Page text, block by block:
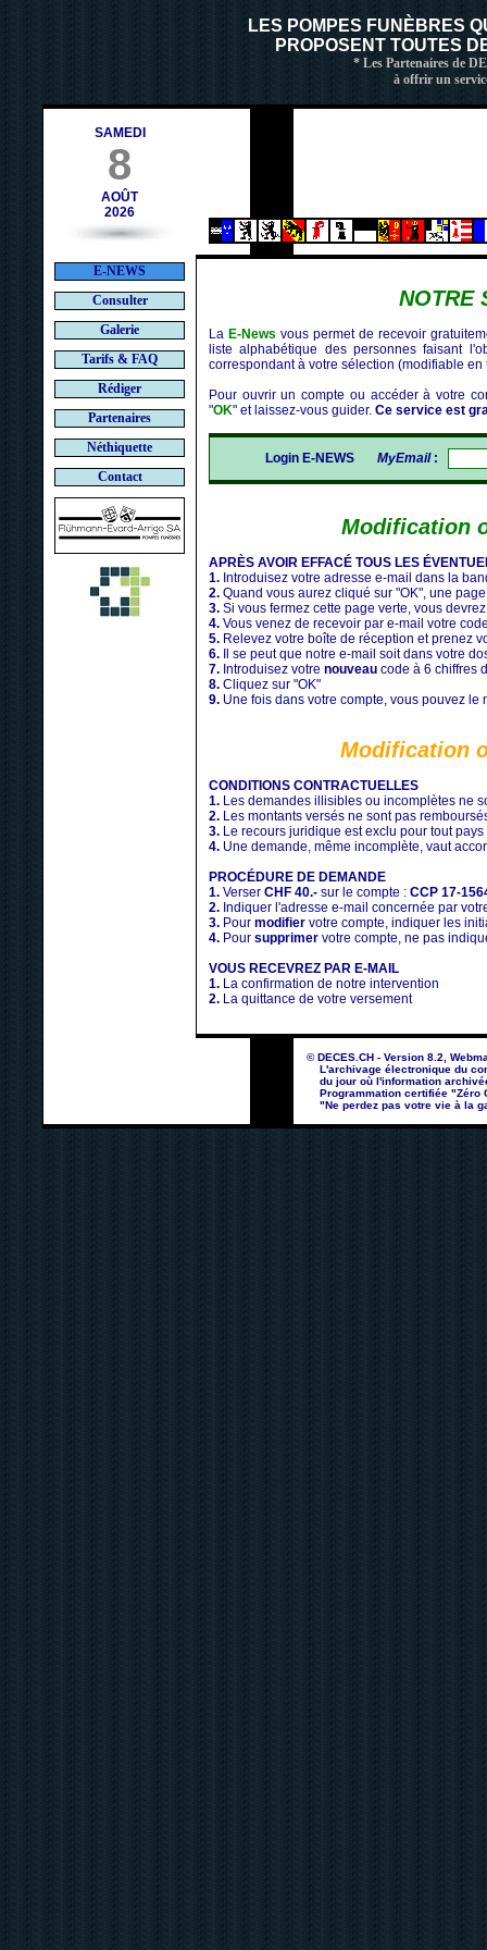
LES POMPES FUNÈBRES
PROPOSENT TOUTES
* Les Partenaires de
à offrir un
SAMEDI
8
AOÛT
2026
E-NEWS
Consulter
Galerie
Tarifs & FAQ
Rédiger
Partenaires
Néthiquette
Contact
NOTRE
La E-News vous permet de recevoir
liste alphabétique des personnes faisant
correspondant à votre sélection (modifiable en
Pour ouvrir un compte ou accéder à votre
"OK" et laissez-vous guider. Ce service est
Login E-NEWS MyEmail:
Modification
APRÈS AVOIR EFFACÉ TOUS LES
1. Introduisez votre adresse e-mail dans la
2. Quand vous aurez cliqué sur "OK", une
3. Si vous fermez cette page verte, vous
4. Vous venez de recevoir par e-mail votre
5. Relevez votre boîte de réception et prenez
6. Il se peut que notre e-mail soit dans votre
7. Introduisez votre nouveau code à 6 chiffres
8. Cliquez sur "OK"
9. Une fois dans votre compte, vous pouvez le
Modification
CONDITIONS CONTRACTUELLES
1. Les demandes illisibles ou incomplètes ne
2. Les montants versés ne sont pas
3. Le recours juridique est exclu pour tout pays
4. Une demande, même incomplète, vaut
PROCÉDURE DE DEMANDE
1. Verser CHF 40.- sur le compte : CCP 17-
2. Indiquer l'adresse e-mail concernée par
3. Pour modifier votre compte, indiquer les
4. Pour supprimer votre compte, ne pas
VOUS RECEVREZ PAR E-MAIL
1. La confirmation de notre intervention
2. La quittance de votre versement
© DECES.CH - Version 8.2,
L'archivage électronique du
du jour où l'information
Programmation certifiée "Zéro
"Ne perdez pas votre vie à la